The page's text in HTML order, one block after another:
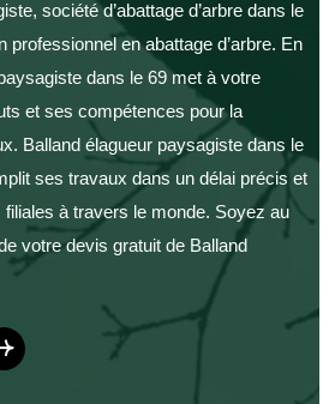
société d’abattage d’arbre dans le
professionnel en abattage d’arbre. En
dans le 69 met à votre
et ses compétences pour la
Balland élagueur paysagiste dans le
ses travaux dans un délai précis et
à travers le monde. Soyez au
votre devis gratuit de Balland